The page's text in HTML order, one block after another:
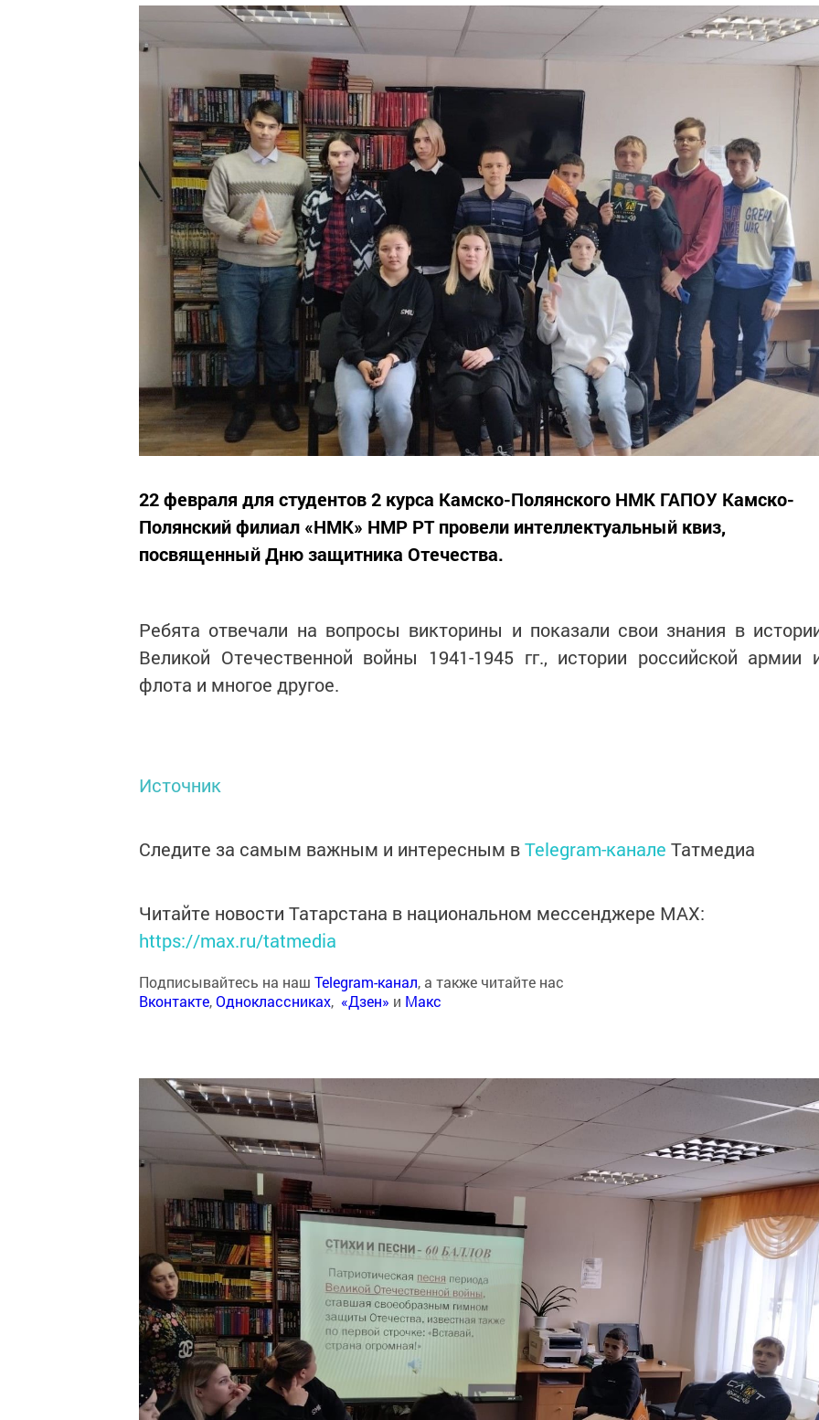
22 февраля для студентов 2 курса Камско-Полянского НМК ГАПОУ Камско-
Полянский филиал «НМК» НМР РТ провели интеллектуальный квиз,
посвященный Дню защитника Отечества.
Ребята отвечали на вопросы викторины и показали свои знания в
Великой Отечественной войны 1941-1945 гг., истории российской армии
флота и многое другое.
Источник
Следите за самым важным и интересным вTelegram-канале Татмедиа
Читайте новости Татарстана в национальном мессенджере MАХ:
https://max.ru/tatmedia
Подписывайтесь на наш Telegram-канал, а также читайте нас
Вконтакте,Одноклассниках, «Дзен» и Макс